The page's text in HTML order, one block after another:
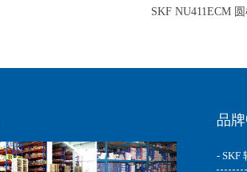
SKF NU411ECM
品
- SKF